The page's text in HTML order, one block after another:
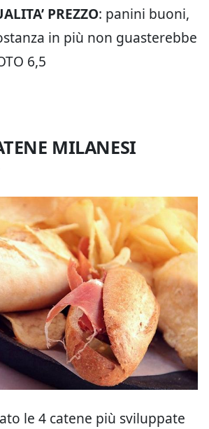
PREZZO: panini buoni,
in più non guasterebbe
6,5
MILANESI
le 4 catene più sviluppate